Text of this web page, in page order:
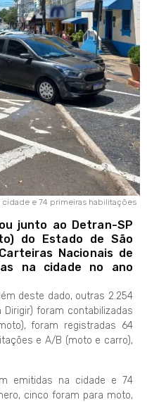
cidade e 74 primeiras habilitações
junto ao Detran-SP
do Estado de São
Nacionais de
na cidade no ano
deste dado, outras 2.254
Dirigir) foram contabilizadas
foram registradas 64
e A/B (moto e carro),
emitidas na cidade e 74
cinco foram para moto,